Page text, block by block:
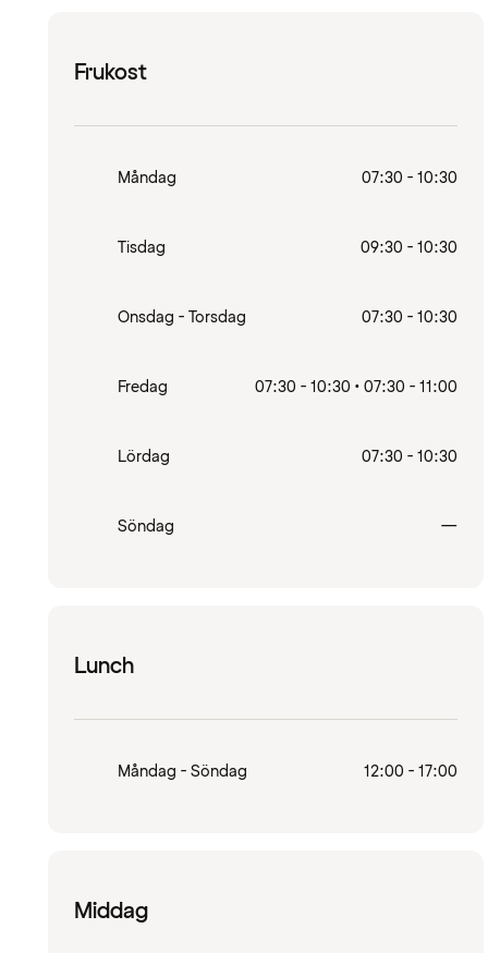
Frukost
Måndag 07:30 - 10:30
Tisdag 09:30 - 10:30
Onsdag - Torsdag 07:30 - 10:30
Fredag 07:30 - 10:30 • 07:30 - 11:00
Lördag 07:30 - 10:30
Söndag —
Lunch
Måndag - Söndag 12:00 - 17:00
Middag